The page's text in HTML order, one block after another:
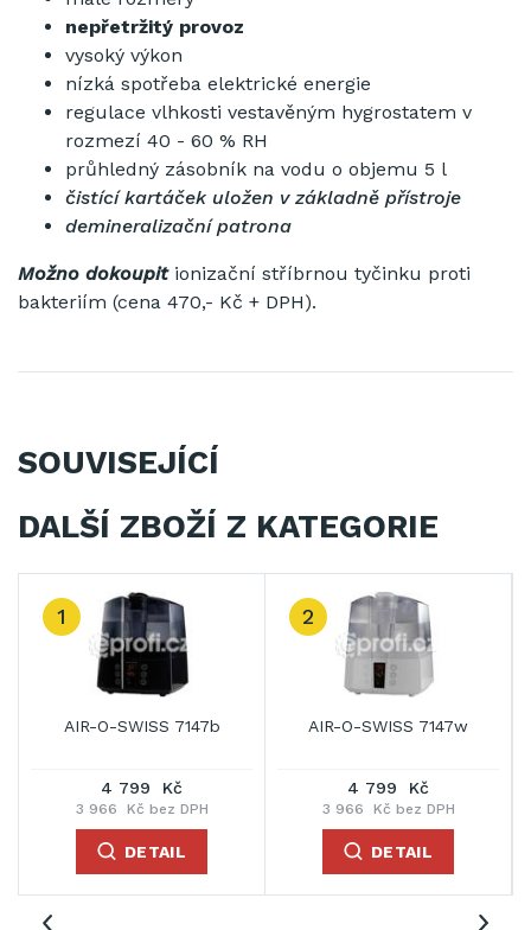
nepřetržitý provoz
vysoký výkon
nízká spotřeba elektrické energie
regulace vlhkosti vestavěným hygrostatem v
rozmezí 40 - 60 % RH
průhledný zásobník na vodu o objemu 5 l
čistící kartáček uložen v základně přístroje
demineralizační patrona
Možno dokoupitionizační stříbrnou tyčinku proti
bakteriím (cena 470,- Kč + DPH).
SOUVISEJÍCÍ
DALŠÍ ZBOŽÍ Z KATEGORIE
1
AIR-O-SWISS 7147b
4 799 Kč
3 966 Kč bez DPH
DETAIL
2
AIR-O-SWISS 7147w
4 799 Kč
3 966 Kč bez DPH
DETAIL